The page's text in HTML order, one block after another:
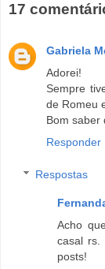
17
Gabriela
Adorei!
Sempre
de Romeu
Bom saber
Responder
Respostas
Acho
casal rs.
posts!